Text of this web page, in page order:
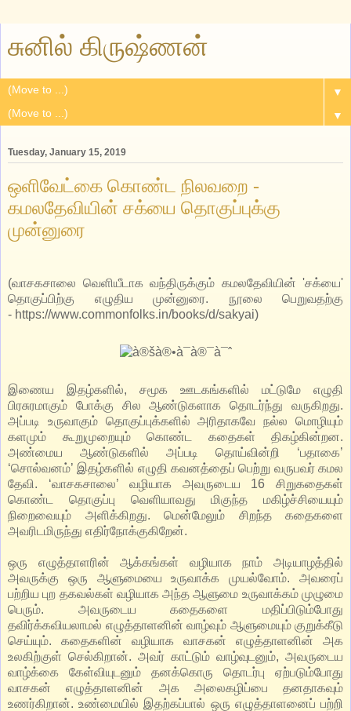
சுனில் கிருஷ்ணன்
▼
▼
Tuesday, January 15, 2019
ஒளிவேட்கை கொண்ட நிலவறை -
கமலதேவியின் சக்யை தொகுப்புக்கு
முன்னுரை
(வாசகசாலை வெளியீடாக வந்திருக்கும் கமலதேவியின் 'சக்யை'
தொகுப்பிற்கு எழுதிய முன்னுரை. நூலை பெறுவதற்கு
- https://www.commonfolks.in/books/d/sakyai)
இணைய இதழ்களில், சமூக ஊடகங்களில் மட்டுமே எழுதி
பிரசுரமாகும் போக்கு சில ஆண்டுகளாக தொடர்ந்து வருகிறது.
அப்படி உருவாகும் தொகுப்புக்களில் அரிதாகவே நல்ல மொழியும்
களமும் கூறுமுறையும் கொண்ட கதைகள் திகழ்கின்றன.
அண்மைய ஆண்டுகளில் அப்படி தொய்வின்றி ‘பதாகை’
‘சொல்வனம்’ இதழ்களில் எழுதி கவனத்தைப் பெற்று வருபவர் கமல
தேவி. ‘வாசகசாலை’ வழியாக அவருடைய 16 சிறுகதைகள்
கொண்ட தொகுப்பு வெளியாவது மிகுந்த மகிழ்ச்சியையும்
நிறைவையும் அளிக்கிறது. மென்மேலும் சிறந்த கதைகளை
அவரிடமிருந்து எதிர்நோக்குகிறேன்.
ஒரு எழுத்தாளரின் ஆக்கங்கள் வழியாக நாம் அடியாழத்தில்
அவருக்கு ஒரு ஆளுமையை உருவாக்க முயல்வோம். அவரைப்
பற்றிய புற தகவல்கள் வழியாக அந்த ஆளுமை உருவாக்கம் முழுமை
பெரும். அவருடைய கதைகளை மதிப்பிடும்போது
தவிர்க்கவியலாமல் எழுத்தாளனின் வாழ்வும் ஆளுமையும் குறுக்கீடு
செய்யும். கதைகளின் வழியாக வாசகன் எழுத்தாளனின் அக
உலகிற்குள் செல்கிறான். அவர் காட்டும் வாழ்வுடனும், அவருடைய
வாழ்க்கை கேள்வியுடனும் தனக்கொரு தொடர்பு ஏற்படும்போது
வாசகன் எழுத்தாளனின் அக அலைகழிப்பை தனதாகவும்
உணர்கிறான். உண்மையில் இதற்கப்பால் ஒரு எழுத்தாளனைப் பற்றி